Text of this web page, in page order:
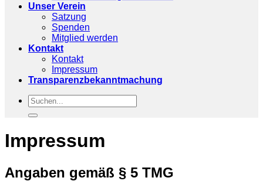
Unser Verein
Satzung
Spenden
Mitglied werden
Kontakt
Kontakt
Impressum
Transparenzbekanntmachung
Impressum
Angaben gemäß § 5 TMG